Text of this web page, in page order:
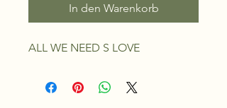
In den Warenkorb
ALL WE NEED S LOVE